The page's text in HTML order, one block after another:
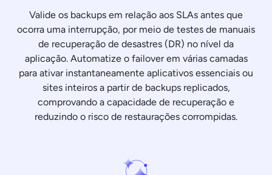
Valide os backups em relação aos SLAs antes que
ocorra uma interrupção, por meio de testes de manuais
de recuperação de desastres (DR) no nível da
aplicação. Automatize o failover em várias camadas
para ativar instantaneamente aplicativos essenciais ou
sites inteiros a partir de backups replicados,
comprovando a capacidade de recuperação e
reduzindo o risco de restaurações corrompidas.